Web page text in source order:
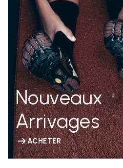
Nouveaux
Arrivages
ACHETER